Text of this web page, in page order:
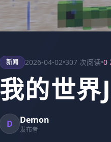
新闻 2026-04-02•307 次阅读•0
我的世
D Demon
发布者